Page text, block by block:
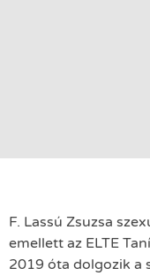
F. Lassú Zsuzsa
emellett az ELTE
2019 óta dolgozik a